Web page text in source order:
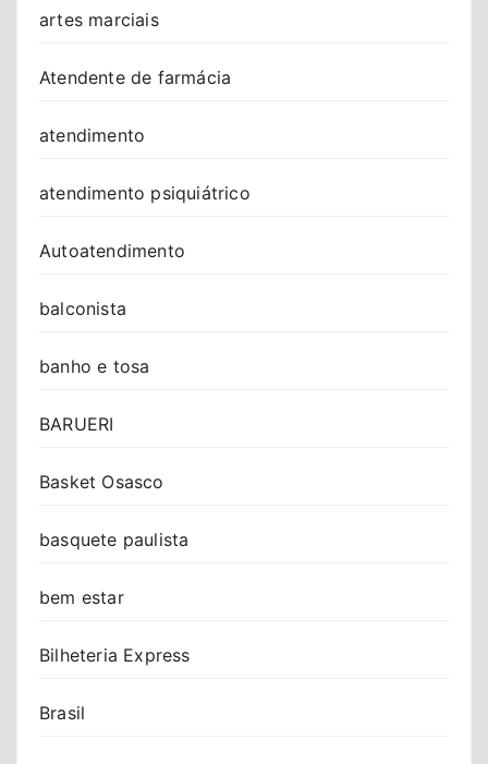
artes marciais
Atendente de farmácia
atendimento
atendimento psiquiátrico
Autoatendimento
balconista
banho e tosa
BARUERI
Basket Osasco
basquete paulista
bem estar
Bilheteria Express
Brasil